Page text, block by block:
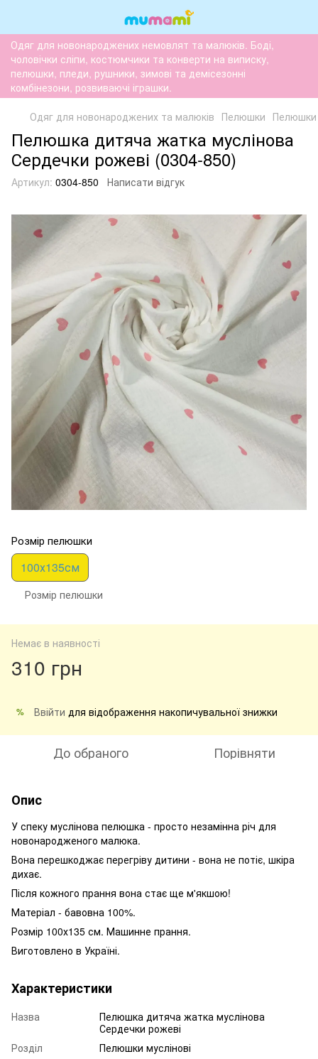
Одяг для новонароджених немовлят та малюків. Боді,
чоловічки сліпи, костюмчики та конверти на виписку,
пелюшки, пледи, рушники, зимові та демісезонні
комбінезони, розвиваючі іграшки.
Одяг для новонароджених та малюків Пелюшки Пелюшки
Пелюшка дитяча жатка муслінова
Сердечки рожеві (0304-850)
Артикул: 0304-850 Написати відгук
Розмір пелюшки
100х135см
Розмір пелюшки
Немає в наявності
310 грн
% Ввійти для відображення накопичувальної знижки
До обраного Порівняти
Опис
У спеку муслінова пелюшка - просто незамінна річ для
новонародженого малюка.
Вона перешкоджає перегріву дитини - вона не потіє, шкіра
дихає.
Після кожного прання вона стає ще м'якшою!
Матеріал - бавовна 100%.
Розмір 100х135 см. Машинне прання.
Виготовлено в Україні.
Характеристики
Назва
Пелюшка дитяча жатка муслінова
Сердечки рожеві
Розділ
Пелюшки муслінові